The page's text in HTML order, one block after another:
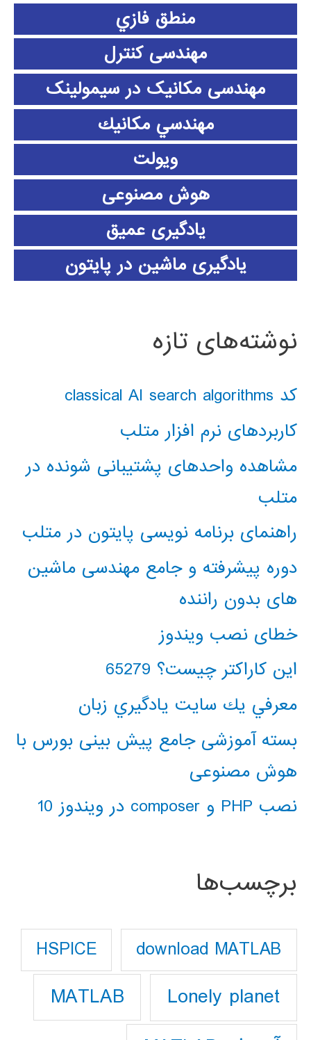
منطق فازي
مهندسی کنترل
مهندسی مکانیک در سیمولینک
مهندسي مكانيك
ویولت
هوش مصنوعی
یادگیری عمیق
یادگیری ماشین در پایتون
نوشته‌های تازه
کد classical AI search algorithms
کاربردهای نرم افزار متلب
مشاهده واحدهای پشتیبانی شونده در
متلب
راهنمای برنامه نویسی پایتون در متلب
دوره پیشرفته و جامع مهندسی ماشین
های بدون راننده
خطای نصب ویندوز
این کاراکتر چیست؟ 65279
معرفي يك سايت يادگيري زبان
بسته آموزشی جامع پیش بینی بورس با
هوش مصنوعی
نصب PHP و composer در ویندوز 10
برچسب‌ها
download MATLAB
HSPICE
Lonely planet
MATLAB